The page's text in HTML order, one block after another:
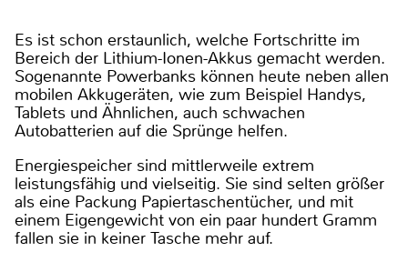
Es ist schon erstaunlich, welche Fortschritte im
Bereich der Lithium-Ionen-Akkus gemacht werden.
Sogenannte Powerbanks können heute neben allen
mobilen Akkugeräten, wie zum Beispiel Handys,
Tablets und Ähnlichen, auch schwachen
Autobatterien auf die Sprünge helfen.
Energiespeicher sind mittlerweile extrem
leistungsfähig und vielseitig. Sie sind selten größer
als eine Packung Papiertaschentücher, und mit
einem Eigengewicht von ein paar hundert Gramm
fallen sie in keiner Tasche mehr auf.